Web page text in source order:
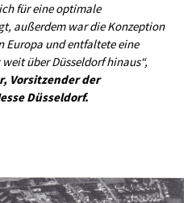
für eine optimale
außerdem war die Konzeption
Europa und entfaltete eine
über Düsseldorf hinaus“,
Vorsitzender der
Düsseldorf.